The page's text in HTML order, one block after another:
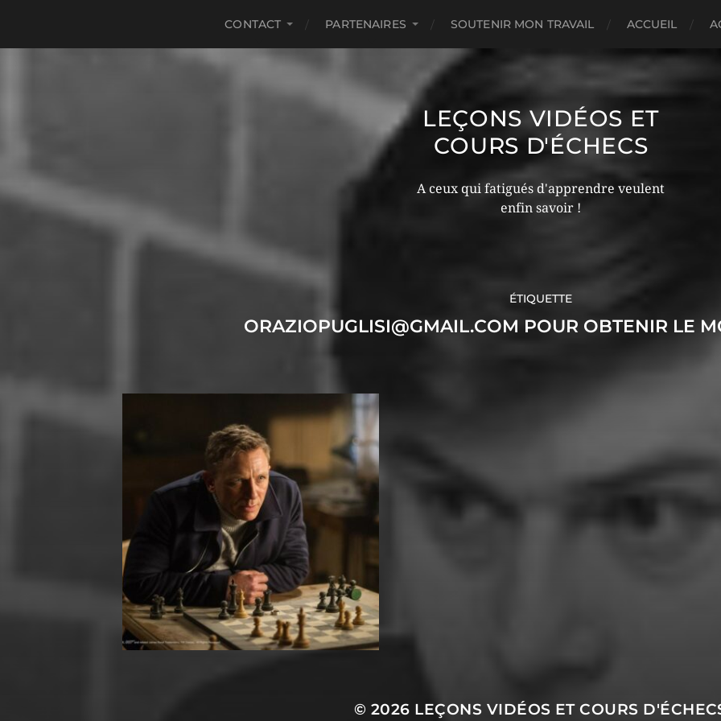
CONTACT PARTENAIRES SOUTENIR MON TRAVAIL ACCUEIL
LEÇONS VIDÉOS ET
COURS D'ÉCHECS
A ceux qui fatigués d'apprendre veulent
enfin savoir !
ÉTIQUETTE
ORAZIOPUGLISI@GMAIL.COM POUR OBTENIR LE
© 2026 LEÇONS VIDÉOS ET COURS